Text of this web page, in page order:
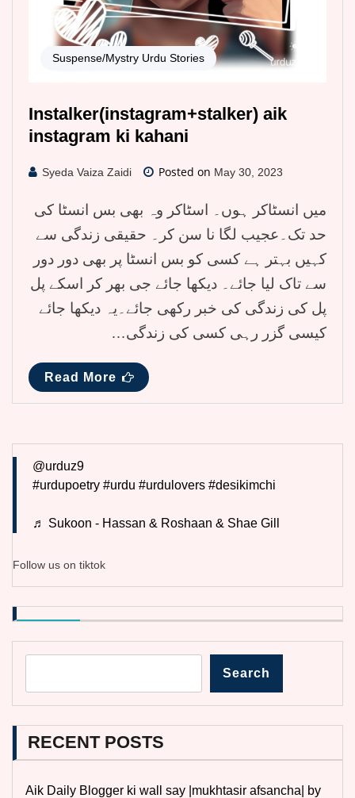
Suspense/Mystry Urdu Stories
Instalker(instagram+stalker) aik
instagram ki kahani
Syeda Vaiza Zaidi Posted on May 30, 2023
میں انسٹاکر ہوں۔ اسٹاکر وہ بھی بس انسٹا کی
حد تک۔عجیب لگا نا سن کر۔ حقیقی زندگی سے
کہیں بہتر ہے کسی کو بس انسٹا پر بھی دور دور
سے تاک لیا جائے۔ دیکھا جائے جی بھر کر اسکے پل
پل کی زندگی کی خبر رکھی جائے۔یہ دیکھا جائے
کیسی گزر رہی کسی کی زندگی…
Read More
@urduz9
#urdupoetry #urdu #urdulovers #desikimchi
♬ Sukoon - Hassan & Roshaan & Shae Gill
Follow us on tiktok
Search
RECENT POSTS
Aik Daily Blogger ki wall say |mukhtasir afsancha| by